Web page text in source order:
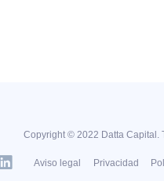
Copyright © 2022 Datta Capital.
Aviso legal Privacidad